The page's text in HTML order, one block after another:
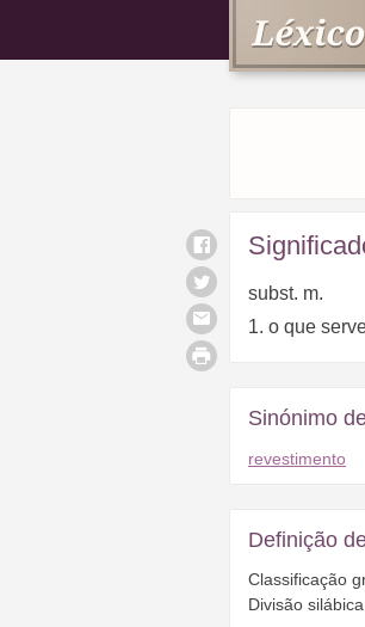
subst. m.
1. o que
Sinónimo
revestimento
Definição
Classificação
Divisão